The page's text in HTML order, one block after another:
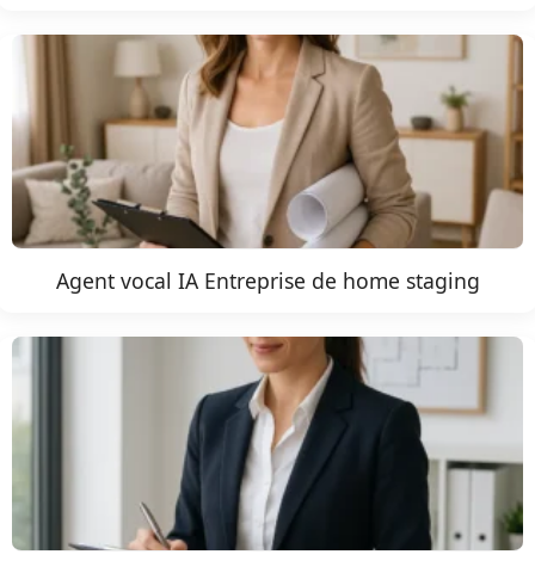
Agent vocal IA Entreprise de home staging